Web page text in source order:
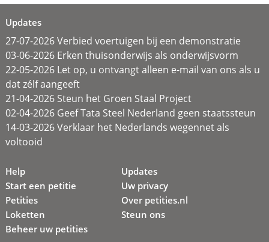
Updates
27-07-2026 Verbied voertuigen bij een demonstratie
03-06-2026 Erken thuisonderwijs als onderwijsvorm
22-05-2026 Let op, u ontvangt alleen e-mail van ons als u
dat zélf aangeeft
21-04-2026 Steun het Groen Staal Project
02-04-2026 Geef Tata Steel Nederland geen staatssteun
14-03-2026 Verklaar het Nederlands wegennet als
voltooid
Help
Start een petitie
Petities
Loketten
Beheer uw petities
Updates
Uw privacy
Over petities.nl
Steun ons